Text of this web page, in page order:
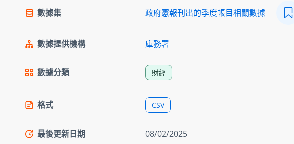
數據集 政府憲報刊出的季度帳目相關數據
數據提供機構 庫務署
數據分類 財經
格式 CSV
最後更新日期 08/02/2025